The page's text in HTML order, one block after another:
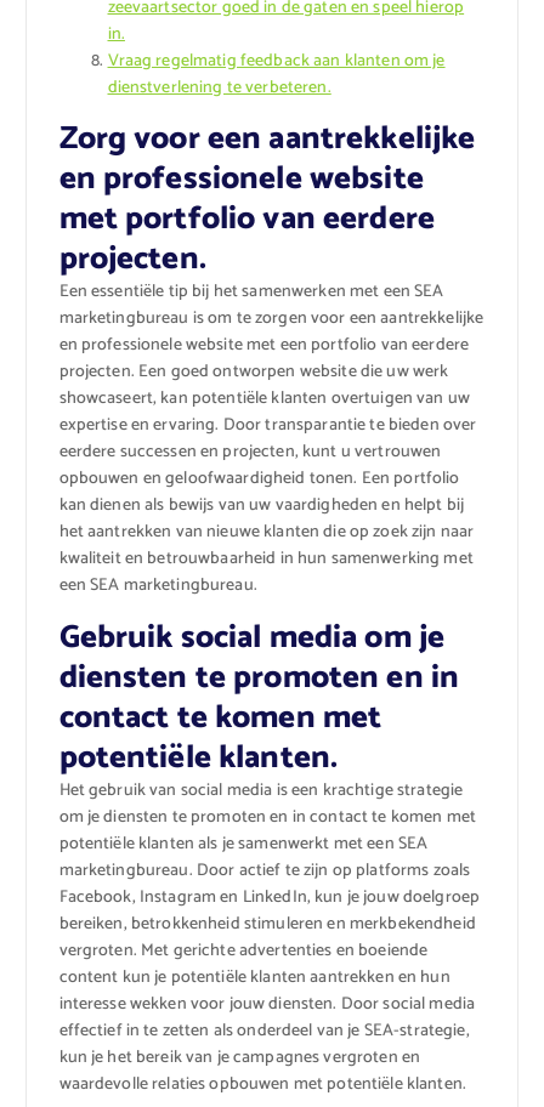
zeevaartsector goed in de gaten en speel hierop
in.
Vraag regelmatig feedback aan klanten om je
dienstverlening te verbeteren.
Zorg voor een aantrekkelijke
en professionele website
met portfolio van eerdere
projecten.
Een essentiële tip bij het samenwerken met een SEA
marketingbureau is om te zorgen voor een aantrekkelijke
en professionele website met een portfolio van eerdere
projecten. Een goed ontworpen website die uw werk
showcaseert, kan potentiële klanten overtuigen van uw
expertise en ervaring. Door transparantie te bieden over
eerdere successen en projecten, kunt u vertrouwen
opbouwen en geloofwaardigheid tonen. Een portfolio
kan dienen als bewijs van uw vaardigheden en helpt bij
het aantrekken van nieuwe klanten die op zoek zijn naar
kwaliteit en betrouwbaarheid in hun samenwerking met
een SEA marketingbureau.
Gebruik social media om je
diensten te promoten en in
contact te komen met
potentiële klanten.
Het gebruik van social media is een krachtige strategie
om je diensten te promoten en in contact te komen met
potentiële klanten als je samenwerkt met een SEA
marketingbureau. Door actief te zijn op platforms zoals
Facebook, Instagram en LinkedIn, kun je jouw doelgroep
bereiken, betrokkenheid stimuleren en merkbekendheid
vergroten. Met gerichte advertenties en boeiende
content kun je potentiële klanten aantrekken en hun
interesse wekken voor jouw diensten. Door social media
effectief in te zetten als onderdeel van je SEA-strategie,
kun je het bereik van je campagnes vergroten en
waardevolle relaties opbouwen met potentiële klanten.